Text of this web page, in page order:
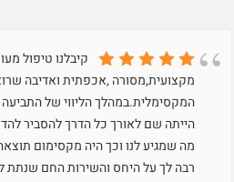
קיבלנו טיפול
מקצועית,מסורה ,אכפתית ואדיבה
המקסימלית.במהלך הליווי של
הייתה שם לאורך כל הדרך להסביר
מה שמגיע לנו וכך היה מקסימום
רבה לך על היחס והשירות החם שנתת